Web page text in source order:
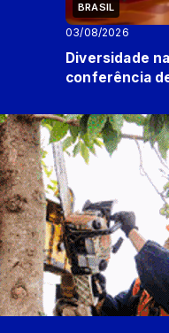
BRASIL
03/08/2026
Diversidade
conferência